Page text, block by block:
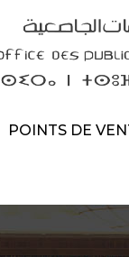
POINTS DE